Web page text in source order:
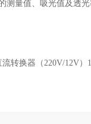
测量值、吸光值及透光
转换器（220V/12V